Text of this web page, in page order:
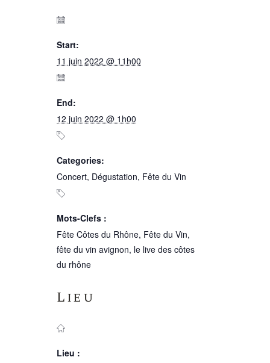
Start:
11 juin 2022 @ 11h00
End:
12 juin 2022 @ 1h00
Categories:
Concert, Dégustation, Fête du Vin
Mots-Clefs :
Fête Côtes du Rhône, Fête du Vin,
fête du vin avignon, le live des côtes
du rhône
Lieu
Lieu :